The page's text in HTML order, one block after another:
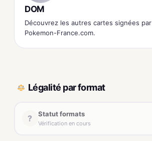
DOM
Découvrez les autres cartes signées par
Pokemon-France.com.
Légalité par format
? Statut formats
Vérification en cours